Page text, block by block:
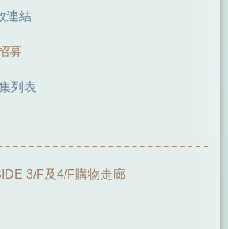
連結
募
列表
3/F及4/F購物走廊